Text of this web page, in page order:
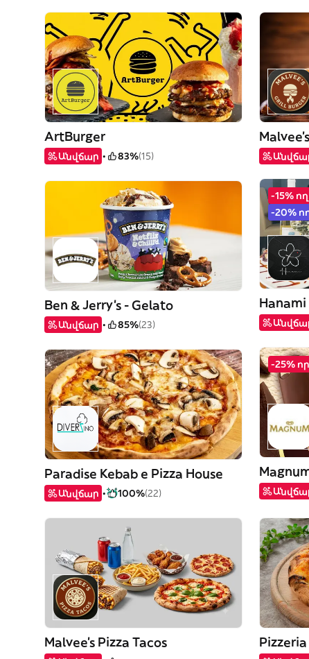
ArtBurger
Անվճար 83%(15)
Ben & Jerry's - Gelato
Անվճար 85%(23)
-15%
-20%
Paradise Kebab e Pizza House
Անվճար 100%(22)
-25%
Malvee’s Pizza Tacos